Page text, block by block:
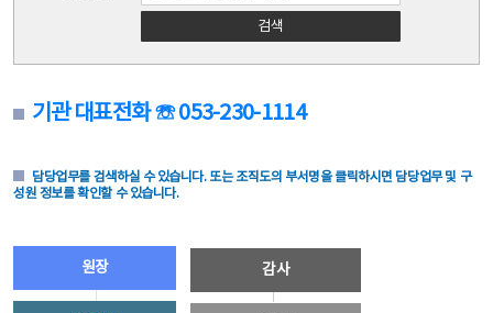
검색
기관 대표전화 ☏ 053-230-1114
담당업무를 검색하실 수 있습니다. 또는 조직도의 부서명을 클릭하시면 담당업무 및 구
성원 정보를 확인할 수 있습니다.
원장 감사